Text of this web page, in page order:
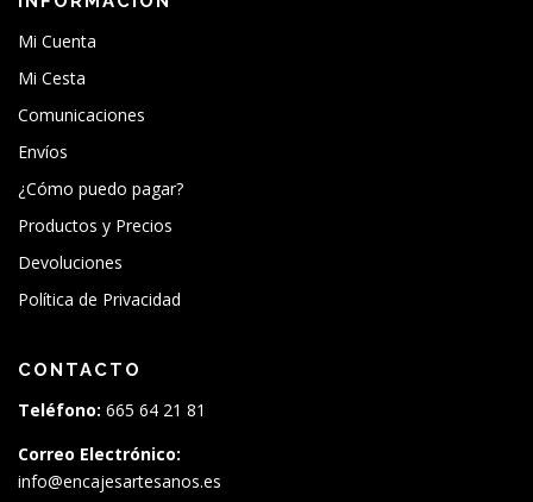
Mi Cuenta
Mi Cesta
Comunicaciones
Envíos
¿Cómo puedo pagar?
Productos y Precios
Devoluciones
Política de Privacidad
CONTACTO
Teléfono: 665 64 21 81
Correo Electrónico:
info@encajesartesanos.es